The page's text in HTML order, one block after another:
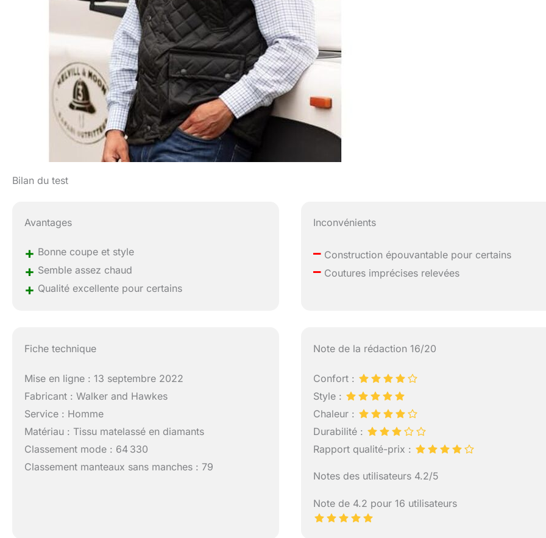
Bilan du test
Avantages
+ Bonne coupe et style
+ Semble assez chaud
+ Qualité excellente pour certains
Inconvénients
– Construction épouvantable pour certains
– Coutures imprécises relevées
Fiche technique
Mise en ligne : 13 septembre 2022
Fabricant : Walker and Hawkes
Service : Homme
Matériau : Tissu matelassé en diamants
Classement mode : 64 330
Classement manteaux sans manches : 79
Note de la rédaction 16/20
Confort :
Style :
Chaleur :
Durabilité :
Rapport qualité-prix :
Notes des utilisateurs 4.2/5
Note de 4.2 pour 16 utilisateurs